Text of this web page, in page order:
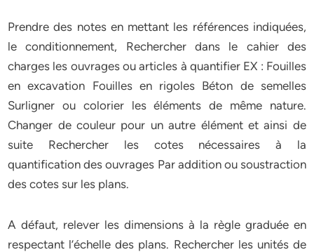
Prendre des notes en mettant les références indiquées,
le conditionnement, Rechercher dans le cahier des
charges les ouvrages ou articles à quantifier EX : Fouilles
en excavation Fouilles en rigoles Béton de semelles
Surligner ou colorier les éléments de même nature.
Changer de couleur pour un autre élément et ainsi de
suite Rechercher les cotes nécessaires à la
quantification des ouvrages Par addition ou soustraction
des cotes sur les plans.
A défaut, relever les dimensions à la règle graduée en
respectant l’échelle des plans. Rechercher les unités de